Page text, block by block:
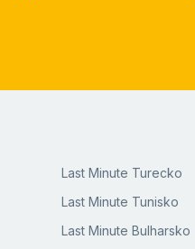
Last Minute Turecko
Last Minute Tunisko
Last Minute Bulharsko